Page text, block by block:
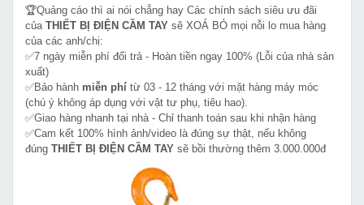
🏆Quảng cáo thì ai nói chẳng hay Các chính sách siêu ưu đãi
của THIẾT BỊ ĐIỆN CẦM TAY sẽ XOÁ BỎ mọi nỗi lo mua hàng
của các anh/chị:
✅7 ngày miễn phí đổi trả - Hoàn tiền ngay 100% (Lỗi của nhà sản
xuất)
✅Bảo hành miễn phí từ 03 - 12 tháng với mặt hàng máy móc
(chú ý không áp dụng với vật tư phụ, tiêu hao).
✅Giao hàng nhanh tại nhà - Chỉ thanh toán sau khi nhận hàng
✅Cam kết 100% hình ảnh/video là đúng sự thật, nếu không
đúng THIẾT BỊ ĐIỆN CẦM TAY sẽ bồi thường thêm 3.000.000đ